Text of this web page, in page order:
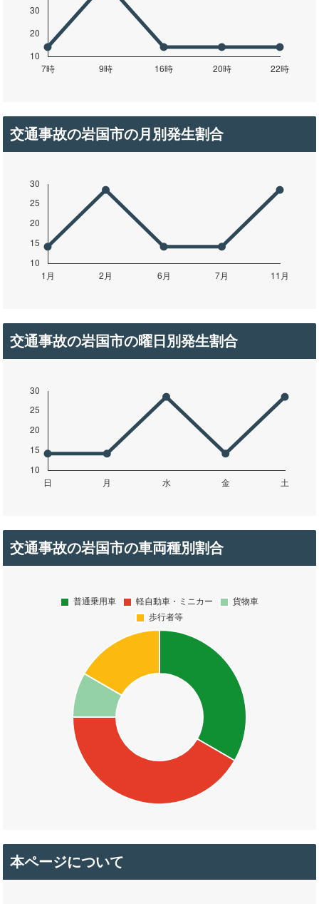
交通事故の岩国市の月別発生割合
交通事故の岩国市の曜日別発生割合
交通事故の岩国市の車両種別割合
本ページについて